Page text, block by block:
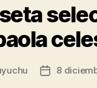
Fecha
8